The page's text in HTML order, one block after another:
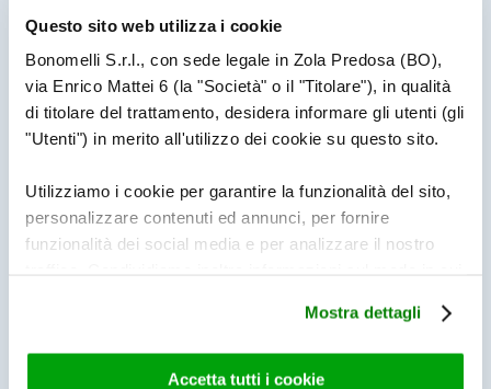
Questo sito web utilizza i cookie
Bonomelli S.r.l., con sede legale in Zola Predosa (BO),
via Enrico Mattei 6 (la "Società" o il "Titolare"), in qualità
di titolare del trattamento, desidera informare gli utenti (gli
"Utenti") in merito all'utilizzo dei cookie su questo sito.
Utilizziamo i cookie per garantire la funzionalità del sito,
personalizzare contenuti ed annunci, per fornire
funzionalità dei social media e per analizzare il nostro
di analisi dei dati web, pubblicità e social media, i quali
potrebbero combinarle con altre informazioni che ha
fornito loro o che hanno raccolto dal suo utilizzo dei loro
Mostra dettagli
Accetta tutti i cookie
5 CURIOSITÀ SULLE STORIE
STRUGGENTI DELLA
LETTERATURA
I 5 PAESAGGI INVERNALI PIÙ
SUGGESTIVI DELLA
LETTERATURA
5 PICCOLE LETTURE DI NATALE